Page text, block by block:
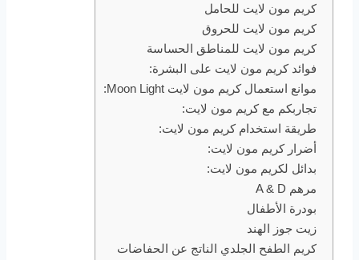
كريم مون لايت للحامل
كريم مون لايت للحروق
كريم مون لايت للمناطق الحساسة
فوائد كريم مون لايت على البشرة:
موانع استعمال كريم مون لايت Moon Light:
تجاربكم مع كريم مون لايت:
طريقة استخدام كريم مون لايت:
أضرار كريم مون لايت:
بدائل لكريم مون لايت:
مرهم A & D
بودرة الأطفال
زيت جوز الهند
كريم الطفح الجلدي الناتج عن الحفاضات